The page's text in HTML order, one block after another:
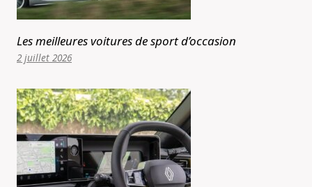
Les meilleures voitures de sport d’occasion
2 juillet 2026